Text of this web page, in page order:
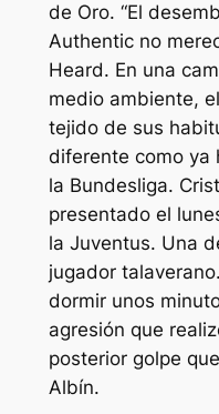
de Oro. “El
Authentic no
Heard. En una
medio ambiente,
tejido de sus
diferente como ya
la Bundesliga.
presentado el
la Juventus. Una
jugador
dormir unos
agresión que
posterior golpe
Albín.